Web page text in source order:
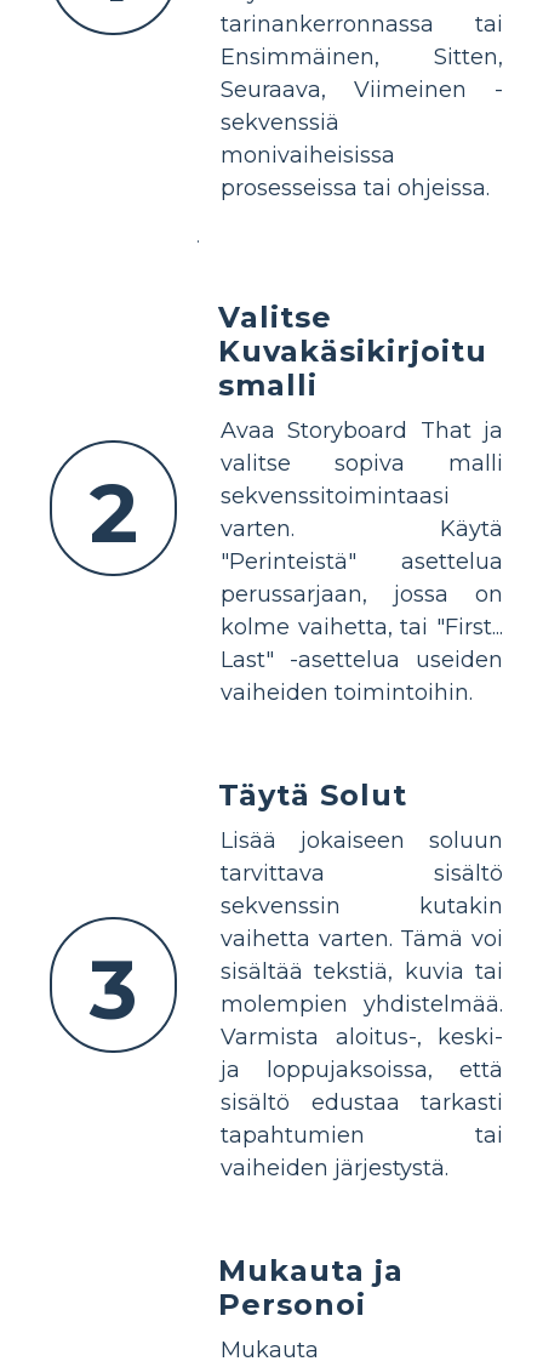
tarinankerronnassa tai
Ensimmäinen, Sitten,
Seuraava, Viimeinen -
sekvenssiä
monivaiheisissa
prosesseissa tai ohjeissa.
.
2
Valitse
Kuvakäsikirjoitu
smalli
Avaa Storyboard That ja
valitse sopiva malli
sekvenssitoimintaasi
varten. Käytä
"Perinteistä" asettelua
perussarjaan, jossa on
kolme vaihetta, tai "First...
Last" -asettelua useiden
vaiheiden toimintoihin.
3
Täytä Solut
Lisää jokaiseen soluun
tarvittava sisältö
sekvenssin kutakin
vaihetta varten. Tämä voi
sisältää tekstiä, kuvia tai
molempien yhdistelmää.
Varmista aloitus-, keski-
ja loppujaksoissa, että
sisältö edustaa tarkasti
tapahtumien tai
vaiheiden järjestystä.
Mukauta ja
Personoi
Mukauta